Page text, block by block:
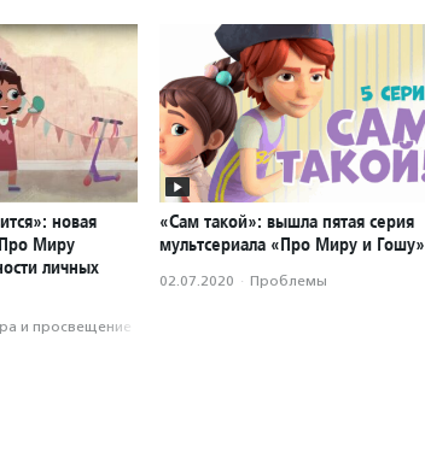
новая
Миру
личных
и просвещение
«Сам такой»: вышла пятая серия
мультсериала «Про Миру и Гошу»
02.07.2020 · Проблемы